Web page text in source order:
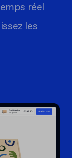
réel
les